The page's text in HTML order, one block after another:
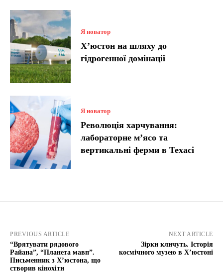
Я новатор
Х’юстон на шляху до
гідрогенної домінації
Я новатор
Революція харчування:
лабораторне м’ясо та
вертикальні ферми в Техасі
PREVIOUS ARTICLE
“Врятувати рядового
Райана”, “Планета мавп”.
Письменник з Х’юстона, що
створив кінохіти
NEXT ARTICLE
Зірки кличуть. Історія
космічного музею в Х’юстоні